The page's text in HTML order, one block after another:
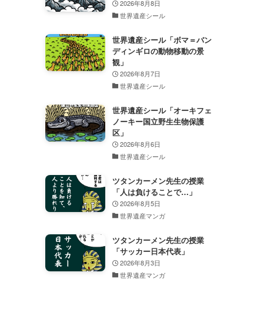
2026年8月8日
世界遺産シール
世界遺産シール「ボマ＝バン
ディンギロの動物移動の景
観」
2026年8月7日
世界遺産シール
世界遺産シール「オーキフェ
ノーキー国立野生生物保護
区」
2026年8月6日
世界遺産シール
ツタンカーメン先生の授業
「人は負けることで…」
2026年8月5日
世界遺産マンガ
ツタンカーメン先生の授業
「サッカー日本代表」
2026年8月3日
世界遺産マンガ